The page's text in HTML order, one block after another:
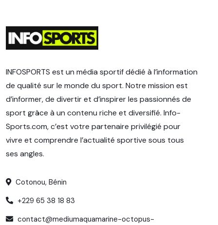
INFOSPORTS est un média sportif dédié à l’information
de qualité sur le monde du sport. Notre mission est
d’informer, de divertir et d’inspirer les passionnés de
sport grâce à un contenu riche et diversifié. Info-
Sports.com, c’est votre partenaire privilégié pour
vivre et comprendre l’actualité sportive sous tous
ses angles.
Cotonou, Bénin
+229 65 38 18 83
contact@mediumaquamarine-octopus-